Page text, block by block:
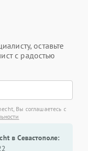
оставьте
с радостью
Вы соглашаетесь с
в Севастополе: